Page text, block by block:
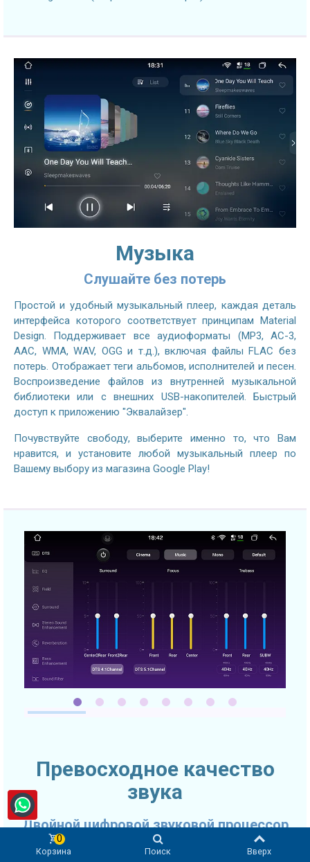
Музыка
Слушайте без потерь
Простой и удобный музыкальный плеер, каждая деталь
интерфейса которого соответствует принципам Material
Design. Поддерживает все аудиоформаты (MP3, AC-3,
AAC, WMA, WAV, OGG и т.д.), включая файлы FLAC без
потерь. Отображает теги альбомов, исполнителей и песен.
Воспроизведение файлов из внутренней музыкальной
библиотеки или с внешних USB-накопителей. Быстрый
доступ к приложению "Эквалайзер".
Почувствуйте свободу, выберите именно то, что Вам
нравится, и установите любой музыкальный плеер по
Вашему выбору из магазина Google Play!
Превосходное качество
звука
Двойной цифровой звуковой процессор
Качество звука очень часто выходит на первое место при
Корзина
0
Поиск Вверх